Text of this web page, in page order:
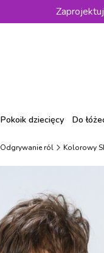
Pokoik dziecięcy Do
Odgrywanie ról Kolorowy